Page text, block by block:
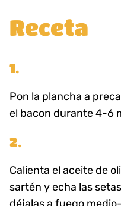
Receta
1.
Pon la plancha a
el bacon durante 4-6
2.
Calienta el aceite de
sartén y echa las